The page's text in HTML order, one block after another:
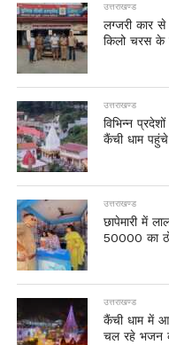
उत्तराखण्ड
लग्जरी कार
किलो चरस के
उत्तराखण्ड
विभिन्न
कैंची धाम
उत्तराखण्ड
छापेमारी में
50000 का
उत्तराखण्ड
कैंची धाम में
चल रहे भजन